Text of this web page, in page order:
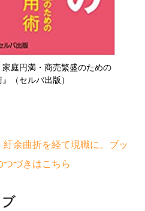
庭円満・商売繁盛のための
（セルバ出版）
余曲折を経て現職に。ブッ
つづきはこちら